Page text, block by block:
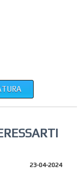
23-04-2024